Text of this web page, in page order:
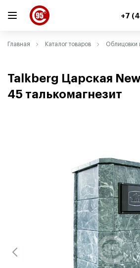
+7
Главная Каталог товаров Облицовки
Talkberg Царская
45 талькомагнезит
ВЕРНУТЬСЯ
ВЕРНУТЬСЯ